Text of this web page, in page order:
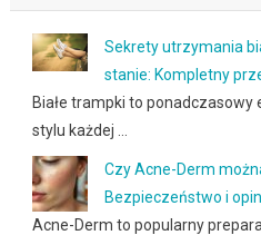
Sekrety utrzymania
stanie: Kompletny
Białe trampki to
stylu każdej …
Czy Acne-Derm
Bezpieczeństwo i
Acne-Derm to popularny